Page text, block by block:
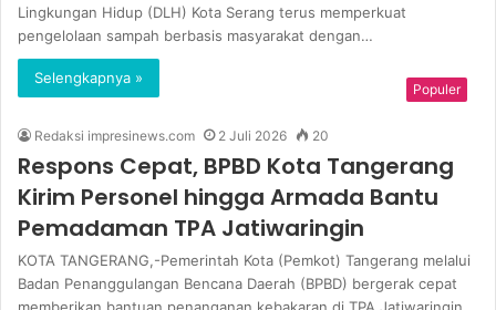
Lingkungan Hidup (DLH) Kota Serang terus memperkuat
pengelolaan sampah berbasis masyarakat dengan…
Selengkapnya »
Populer
Redaksi impresinews.com 2 Juli 2026 20
Respons Cepat, BPBD Kota Tangerang
Kirim Personel hingga Armada Bantu
Pemadaman TPA Jatiwaringin
KOTA TANGERANG,-Pemerintah Kota (Pemkot) Tangerang melalui
Badan Penanggulangan Bencana Daerah (BPBD) bergerak cepat